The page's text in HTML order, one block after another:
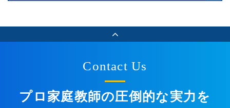
Contact Us
プロ家庭教師の圧倒的な実力を